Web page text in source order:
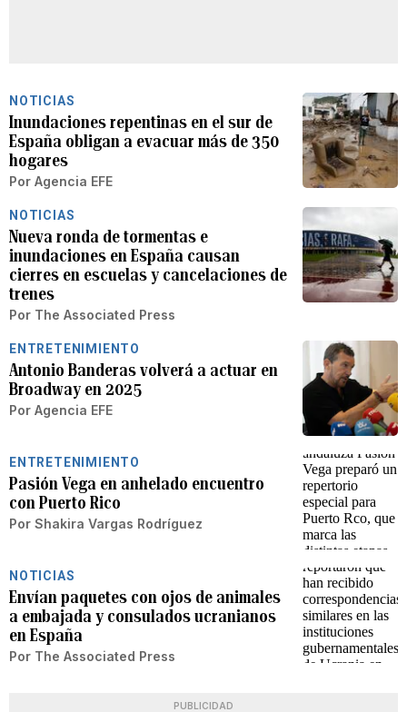
NOTICIAS
Inundaciones repentinas en el sur de
España obligan a evacuar más de 350
hogares
Por Agencia EFE
NOTICIAS
Nueva ronda de tormentas e
inundaciones en España causan
cierres en escuelas y cancelaciones de
trenes
Por The Associated Press
ENTRETENIMIENTO
Antonio Banderas volverá a actuar en
Broadway en 2025
Por Agencia EFE
ENTRETENIMIENTO
Pasión Vega en anhelado encuentro
con Puerto Rico
Por Shakira Vargas Rodríguez
NOTICIAS
Envían paquetes con ojos de animales
a embajada y consulados ucranianos
en España
Por The Associated Press
PUBLICIDAD